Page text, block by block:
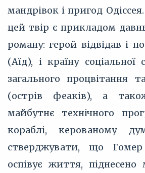
мандрівок і пригод
цей твір є прикладом
роману: герой відвідав і
(Аїд), і країну соціальної
загального процвітання
(острів феаків), а
майбутнє технічного
кораблі, керованому
стверджувати, що
оспівує життя,